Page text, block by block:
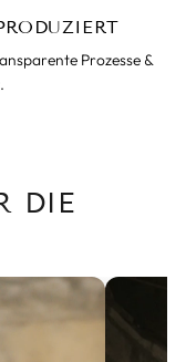
Prozesse &
DIE